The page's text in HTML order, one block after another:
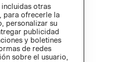
otras
para ofrecerle la
personalizar su
publicidad
y boletines
de redes
sobre el usuario,